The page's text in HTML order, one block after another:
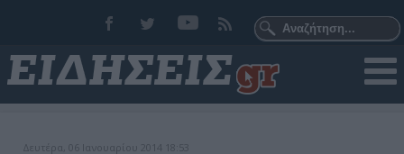
Δευτέρα, 06 Ιανουαρίου 2014 18:53